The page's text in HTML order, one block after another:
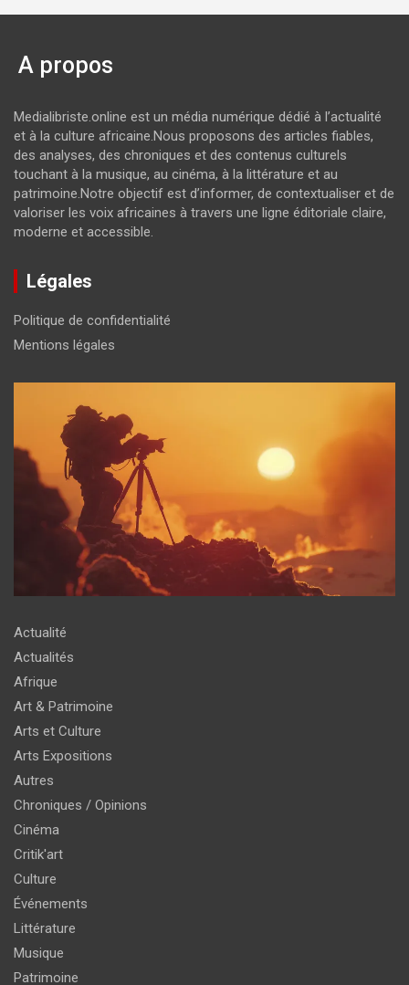
A propos
Medialibriste.online est un média numérique dédié à l’actualité
et à la culture africaine.Nous proposons des articles fiables,
des analyses, des chroniques et des contenus culturels
touchant à la musique, au cinéma, à la littérature et au
patrimoine.Notre objectif est d’informer, de contextualiser et de
valoriser les voix africaines à travers une ligne éditoriale claire,
moderne et accessible.
Légales
Politique de confidentialité
Mentions légales
Actualité
Actualités
Afrique
Art & Patrimoine
Arts et Culture
Arts Expositions
Autres
Chroniques / Opinions
Cinéma
Critik'art
Culture
Événements
Littérature
Musique
Patrimoine